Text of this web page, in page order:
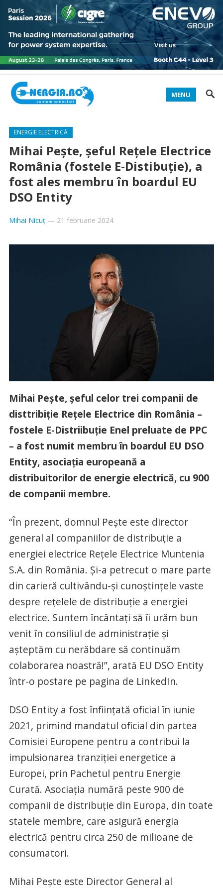
MENU
ENERGIE ELECTRICĂ
Mihai Pește, șeful Rețele Electrice
România (fostele E-Distibuție), a
fost ales membru în boardul EU
DSO Entity
Mihai Nicuț— 21 februarie 2024
Mihai Pește, șeful celor trei companii de
disttribiție Rețele Electrice din România –
fostele E-Distriibuție Enel preluate de PPC
– a fost numit membru în boardul EU DSO
Entity, asociația europeană a
distribuitorilor de energie electrică, cu 900
de companii membre.
“În prezent, domnul Pește este director
general al companiilor de distribuție a
energiei electrice Rețele Electrice Muntenia
S.A. din România. Și-a petrecut o mare parte
din carieră cultivându-și cunoștințele vaste
despre rețelele de distribuție a energiei
electrice. Suntem încântați să îi urăm bun
venit în consiliul de administrație și
așteptăm cu nerăbdare să continuăm
colaborarea noastră!”, arată EU DSO Entity
într-o postare pe pagina de LinkedIn.
DSO Entity a fost înființată oficial în iunie
2021, primind mandatul oficial din partea
Comisiei Europene pentru a contribui la
impulsionarea tranziției energetice a
Europei, prin Pachetul pentru Energie
Curată. Asociația numără peste 900 de
companii de distribuție din Europa, din toate
statele membre, care asigură energia
electrică pentru circa 250 de milioane de
consumatori.
Mihai Pește este Director General al